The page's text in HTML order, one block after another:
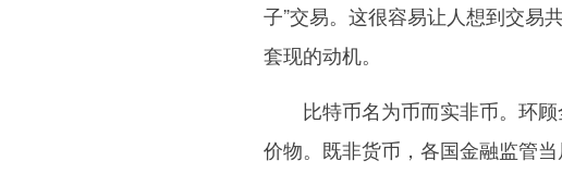
子”交易。这很容易让人想到交
套现的动机。
比特币名为币而实非币。环顾
价物。既非货币，各国金融监管